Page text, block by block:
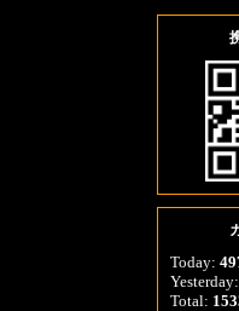
Today:
Yesterday:
Total: